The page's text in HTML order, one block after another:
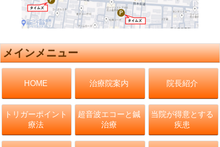
メインメニュー
HOME 治療院案内 院長紹介
トリガーポイント
療法
超音波エコーと鍼
治療
当院が得意とする
疾患